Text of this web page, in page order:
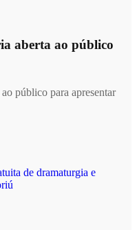
aberta ao público
público para apresentar